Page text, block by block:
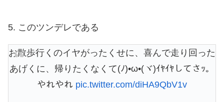
5. このツンデレである
お散歩行くのイヤがったくせに、喜んで走り回った
あげくに、帰りたくなくて(ﾉ)•ω•(ヾ)ｲﾔｲﾔしてさｯ。
やれやれ pic.twitter.com/diHA9QbV1v